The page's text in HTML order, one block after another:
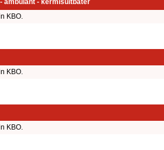
ambulant - kermisuitbater
KBO.
KBO.
KBO.